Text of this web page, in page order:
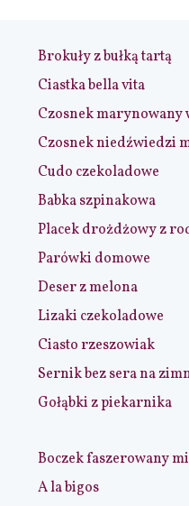
Brokuły z bułką tartą
Ciastka bella vita
Czosnek marynowany
Czosnek niedźwiedzi
Cudo czekoladowe
Babka szpinakowa
Placek drożdżowy z
Parówki domowe
Deser z melona
Lizaki czekoladowe
Ciasto rzeszowiak
Sernik bez sera na
Gołąbki z piekarnika
Boczek faszerowany
A la bigos